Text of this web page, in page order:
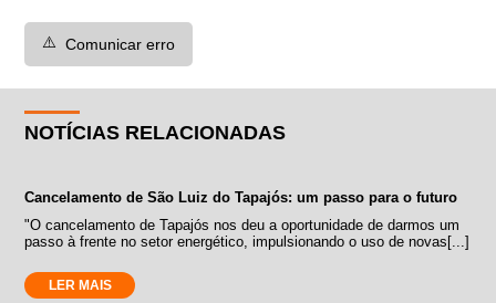
⚠️ Comunicar erro
NOTÍCIAS RELACIONADAS
Cancelamento de São Luiz do Tapajós: um passo para o futuro
"O cancelamento de Tapajós nos deu a oportunidade de darmos um
passo à frente no setor energético, impulsionando o uso de novas[...]
LER MAIS